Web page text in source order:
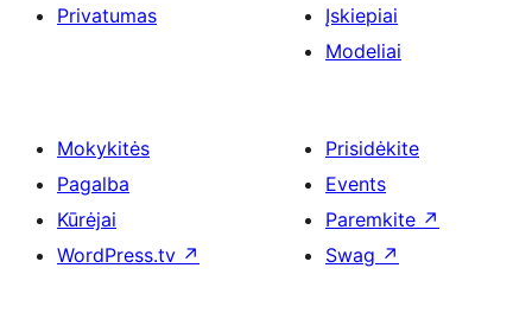
Privatumas
Įskiepiai
Modeliai
Mokykitės
Pagalba
Kūrėjai
WordPress.tv ↗
Prisidėkite
Events
Paremkite ↗
Swag ↗